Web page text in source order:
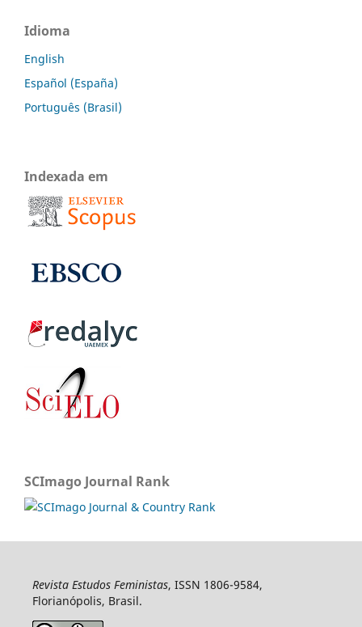
Idioma
English
Español (España)
Português (Brasil)
Indexada em
SCImago Journal Rank
Revista Estudos Feministas, ISSN 1806-9584,
Florianópolis, Brasil.